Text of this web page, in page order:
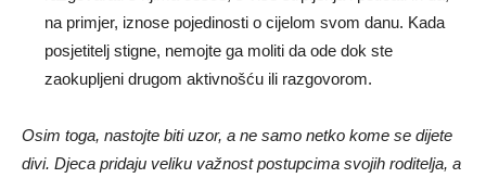
na primjer, iznose pojedinosti o cijelom svom danu. Kada
posjetitelj stigne, nemojte ga moliti da ode dok ste
zaokupljeni drugom aktivnošću ili razgovorom.
Osim toga, nastojte biti uzor, a ne samo netko kome se dijete
divi. Djeca pridaju veliku važnost postupcima svojih roditelja, a